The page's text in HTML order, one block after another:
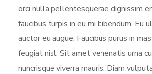
orci nulla pellentesquerae dignissim
faucibus turpis in eu mi bibendum. Eu
auctor eu augue. Faucibus purus in
feugiat nisl. Sit amet venenatis urna
nuncrisque viverra mauris. Diam